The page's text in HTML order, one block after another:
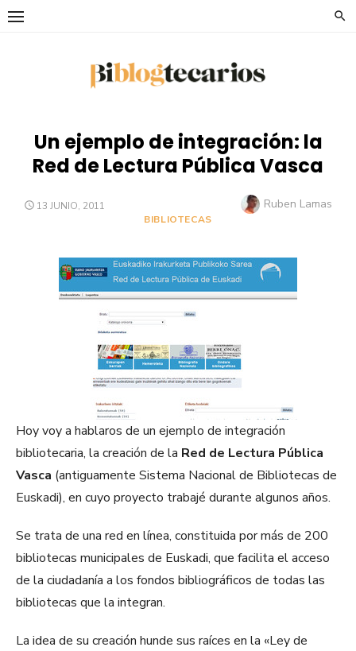
Saltar
Un ejemplo de integración: la
Red de Lectura Pública Vasca
PUBLICADO
13 JUNIO, 2011 Autor
Ruben Lamas
BIBLIOTECAS
Hoy voy a hablaros de un ejemplo de integración
bibliotecaria, la creación de la Red de Lectura Pública
Vasca (antiguamente Sistema Nacional de Bibliotecas de
Euskadi), en cuyo proyecto trabajé durante algunos años.
Se trata de una red en línea, constituida por más de 200
bibliotecas municipales de Euskadi, que facilita el acceso
de la ciudadanía a los fondos bibliográficos de todas las
bibliotecas que la integran.
La idea de su creación hunde sus raíces en la «Ley de